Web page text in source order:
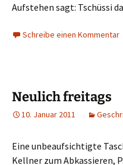
Aufstehen sagt: Tschüssi
Schreibe einen Kommentar
Neulich freitags
10. Januar 2011
Eine unbeaufsichtigte
Kellner zum Abkassieren,